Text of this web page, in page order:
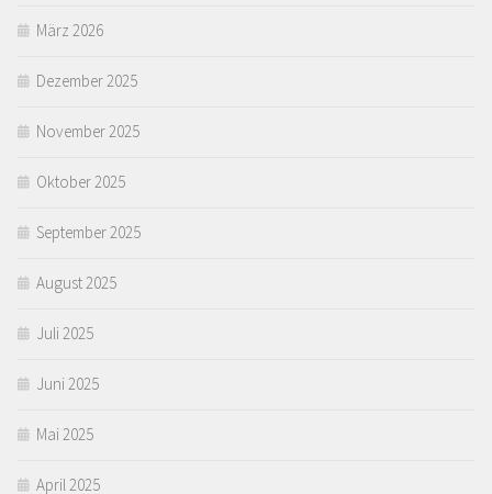
März 2026
Dezember 2025
November 2025
Oktober 2025
September 2025
August 2025
Juli 2025
Juni 2025
Mai 2025
April 2025